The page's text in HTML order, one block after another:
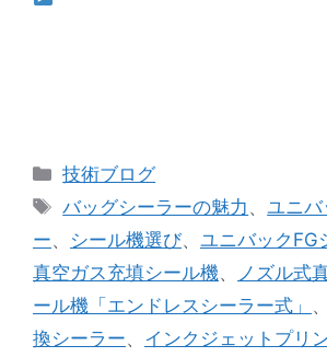
カ
テ
リ
ー
技術ブログ
タ
グ
バッグシーラーの魅力 、ユニバ
ー、 シール機選び、 ユニバックFG
真空ガス充填シール機、
ノズル式
ール機「エンドレスシーラー式」 、
換シーラー、 インクジェットプリ